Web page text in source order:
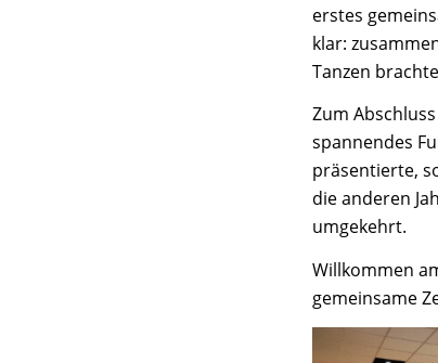
erstes
klar:
Tanzen
Zum
spannendes
präsentierte,
die anderen
umgekehrt.
Willkommen
gemeinsame